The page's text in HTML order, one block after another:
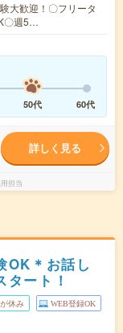
大歓迎！〇フリータ
〇週5…
50代 60代
詳しく見る
担当
OK＊お話し
ート！
休み WEB登録OK